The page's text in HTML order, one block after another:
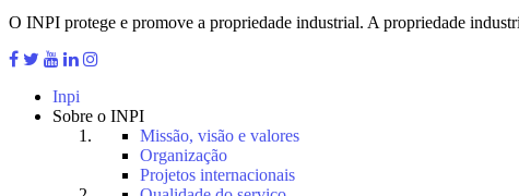
O INPI protege e promove a propriedade industrial. A propriedade
Inpi
Sobre o INPI
Missão, visão e valores
Organização
Projetos internacionais